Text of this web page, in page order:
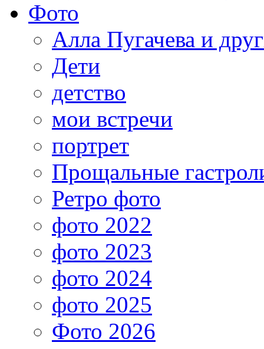
Фото
Алла Пугачева и
Дети
детство
мои встречи
портрет
Прощальные
Ретро фото
фото 2022
фото 2023
фото 2024
фото 2025
Фото 2026